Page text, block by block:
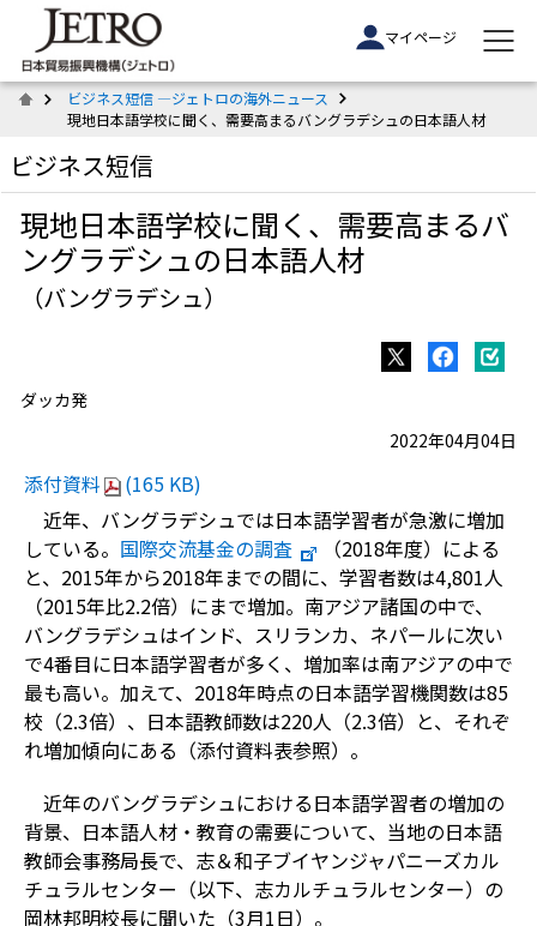
マイページ
ビジネス短信 ―ジェトロの海外ニュース
現地日本語学校に聞く、需要高まるバングラデシュの日本語人材
ビジネス短信
現地日本語学校に聞く、需要高まるバ
ングラデシュの日本語人材
（バングラデシュ）
ダッカ発
2022年04月04日
添付資料
(165 KB)
近年、バングラデシュでは日本語学習者が急激に増加
している。 国際交流基金の調査
（2018年度）による
と、2015年から2018年までの間に、学習者数は4,801人
（2015年比2.2倍）にまで増加。南アジア諸国の中で、
バングラデシュはインド、スリランカ、ネパールに次い
で4番目に日本語学習者が多く、増加率は南アジアの中で
最も高い。加えて、2018年時点の日本語学習機関数は85
校（2.3倍）、日本語教師数は220人（2.3倍）と、それぞ
れ増加傾向にある（添付資料表参照）。
近年のバングラデシュにおける日本語学習者の増加の
背景、日本語人材・教育の需要について、当地の日本語
教師会事務局長で、志＆和子ブイヤンジャパニーズカル
チュラルセンター（以下、志カルチュラルセンター）の
岡林邦明校長に聞いた（3月1日）。